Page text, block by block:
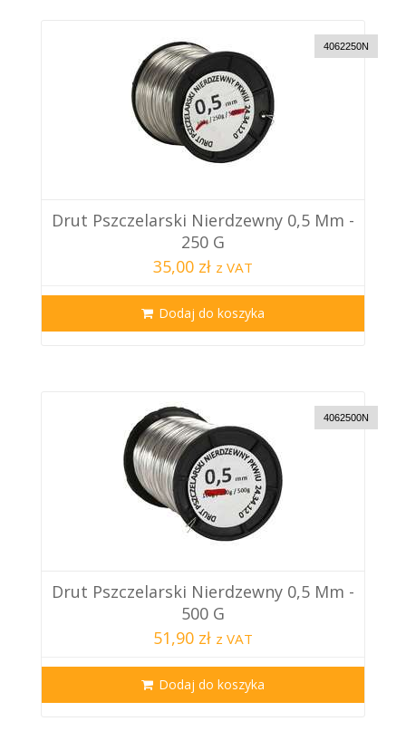
4062250N
Drut Pszczelarski Nierdzewny 0,5 Mm -
250 G
35,00 zł z VAT
Dodaj do koszyka
4062500N
Drut Pszczelarski Nierdzewny 0,5 Mm -
500 G
51,90 zł z VAT
Dodaj do koszyka